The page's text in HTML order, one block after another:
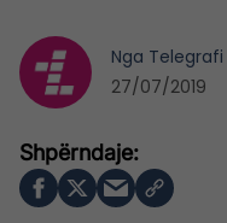
Nga Telegrafi
27/07/2019